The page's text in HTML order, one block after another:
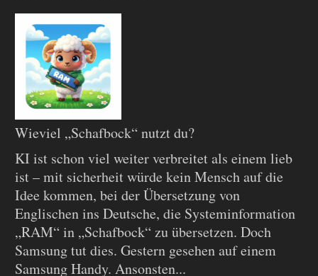
Wieviel „Schafbock“ nutzt du?
KI ist schon viel weiter verbreitet als einem lieb
ist – mit sicherheit würde kein Mensch auf die
Idee kommen, bei der Übersetzung von
Englischen ins Deutsche, die Systeminformation
„RAM“ in „Schafbock“ zu übersetzen. Doch
Samsung tut dies. Gestern gesehen auf einem
Samsung Handy. Ansonsten...